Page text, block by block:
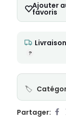
Ajouter
favoris
Partager: